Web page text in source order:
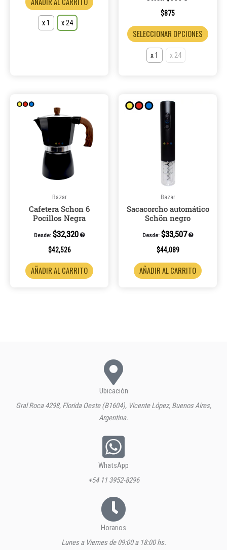
x 1 x 24
$875
SELECCIONAR OPCIONES
x 1 x 24
Bazar
Cafetera Schon 6
Pocillos Negra
Desde: $32,320
$42,526
AÑADIR AL CARRITO
Bazar
Sacacorcho automático
Schön negro
Desde: $33,507
$44,089
AÑADIR AL CARRITO
Ubicación
Gral Roca 4298, Florida Oeste (B1604), Vicente López, Buenos Aires,
Argentina.
WhatsApp
+54 11 3952-8296
Horarios
Lunes a Viernes de 09:00 a 18:00 hs.